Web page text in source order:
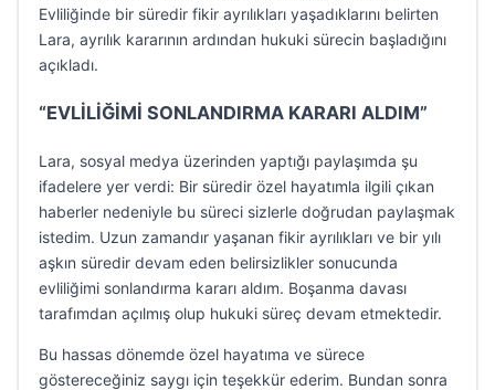
Evliliğinde bir süredir fikir ayrılıkları yaşadıklarını belirten
Lara, ayrılık kararının ardından hukuki sürecin başladığını
açıkladı.
“EVLİLİĞİMİ SONLANDIRMA KARARI ALDIM”
Lara, sosyal medya üzerinden yaptığı paylaşımda şu
ifadelere yer verdi: Bir süredir özel hayatımla ilgili çıkan
haberler nedeniyle bu süreci sizlerle doğrudan paylaşmak
istedim. Uzun zamandır yaşanan fikir ayrılıkları ve bir yılı
aşkın süredir devam eden belirsizlikler sonucunda
evliliğimi sonlandırma kararı aldım. Boşanma davası
tarafımdan açılmış olup hukuki süreç devam etmektedir.
Bu hassas dönemde özel hayatıma ve sürece
göstereceğiniz saygı için teşekkür ederim. Bundan sonra